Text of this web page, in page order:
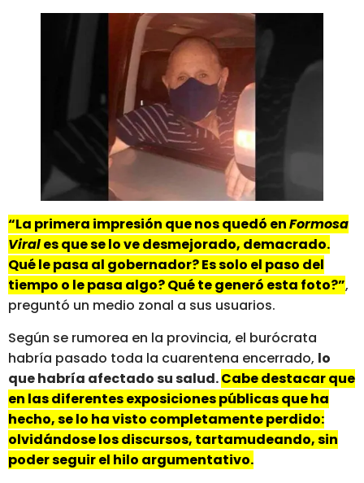
“La primera impresión que nos quedó enFormosa
Virales que se lo ve desmejorado, demacrado.
Qué le pasa al gobernador? Es solo el paso del
tiempo o le pasa algo? Qué te generó esta foto?”,
preguntó un medio zonal a sus usuarios.
Según se rumorea en la provincia, el burócrata
habría pasado toda la cuarentena encerrado, lo
que habría afectado su salud.Cabe destacar que
en las diferentes exposiciones públicas que ha
hecho, se lo ha visto completamente perdido:
olvidándose los discursos, tartamudeando, sin
poder seguir el hilo argumentativo.